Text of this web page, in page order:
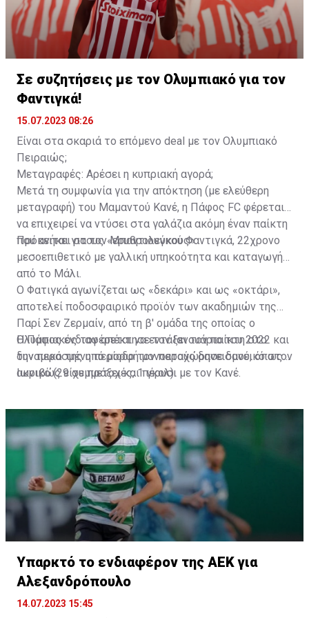
τέλει το 2021 η Λοκομοτίβ Μόσχας τον αγόρασε και
έτσι ο Γεντβάι συνέχισε την καριέρα του στη Ρωσία.
Εκεί έπαιξε για μιάμιση σεζόν, προτού ζητήσει να
φύγει το χειμώνα του 2023, λόγω του αποκλεισμού
των ρωσικών ομάδων από τις ευρωπαϊκές
διοργανώσεις. Δόθηκε δανεικός στην Αλ Αΐν όπου
αγωνίστηκε έως τον περασμένο Μάιο.
Σε συζητήσεις με τον Ολυμπιακό για τον
Φαντιγκά!
15.07.2023 08:26
Είναι στα σκαριά το επόμενο deal με τον Ολυμπιακό
Πειραιώς;
Μεταγραφές: Αρέσει η κυπριακή αγορά;
Μετά τη συμφωνία για την απόκτηση (με ελεύθερη
μεταγραφή) του Μαμαντού Κανέ, η Πάφος FC φέρεται
να επιχειρεί να ντύσει στα γαλάζια ακόμη έναν παίκτη
που ανήκει στους «ερυθρολεύκους».
Πρόκειται για τον Μπαντιουγκού Φαντιγκά, 22χρονο
μεσοεπιθετικό με γαλλική υπηκοότητα και καταγωγή
από το Μάλι.
Ο Φατιγκά αγωνίζεται ως «δεκάρι» και ως «οκτάρι»,
αποτελεί ποδοσφαιρικό προϊόν των ακαδημιών της
Παρί Σεν Ζερμαίν, από τη β' ομάδα της οποίας ο
Ολυμπιακός τον απέκτησε τον Ιανουάριο του 2022 και
την περασμένη περίοδο τον παραχώρησε δανεικό στον
Ιωνικό (29 συμμετοχές, 1 γκολ).
Η Πάφος ενδιαφέρεται να εντάξει τον παίκτη στο
δυναμικό της υπό μορφή μονοετούς δανεισμού, όπως
ακριβώς είχε πράξει και πέρυσι με τον Κανέ.
Υπαρκτό το ενδιαφέρον της ΑΕΚ για
Αλεξανδρόπουλο
14.07.2023 15:45